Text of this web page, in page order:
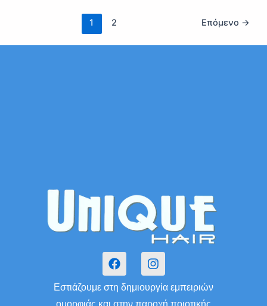
1 2 Επόμενο →
F
a
c
e
b
I
n
s
t
a
Εστιάζουμε στη δημιουργία εμπειριών